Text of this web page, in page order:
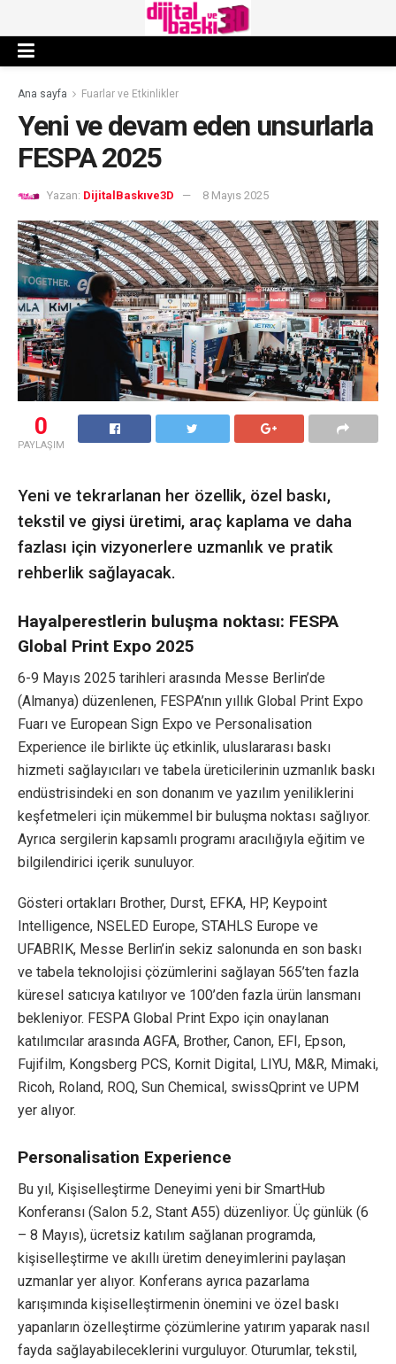
Ana sayfa Fuarlar ve Etkinlikler
Yeni ve devam eden unsurlarla
FESPA 2025
Yazan: DijitalBaskıve3D 8 Mayıs 2025
0
PAYLAŞIM
Yeni ve tekrarlanan her özellik, özel baskı,
tekstil ve giysi üretimi, araç kaplama ve daha
fazlası için vizyonerlere uzmanlık ve pratik
rehberlik sağlayacak.
Hayalperestlerin buluşma noktası: FESPA
Global Print Expo 2025
6-9 Mayıs 2025 tarihleri arasında Messe Berlin’de
(Almanya) düzenlenen, FESPA’nın yıllık Global Print Expo
Fuarı ve European Sign Expo ve Personalisation
Experience ile birlikte üç etkinlik, uluslararası baskı
hizmeti sağlayıcıları ve tabela üreticilerinin uzmanlık baskı
endüstrisindeki en son donanım ve yazılım yeniliklerini
keşfetmeleri için mükemmel bir buluşma noktası sağlıyor.
Ayrıca sergilerin kapsamlı programı aracılığıyla eğitim ve
bilgilendirici içerik sunuluyor.
Gösteri ortakları Brother, Durst, EFKA, HP, Keypoint
Intelligence, NSELED Europe, STAHLS Europe ve
UFABRIK, Messe Berlin’in sekiz salonunda en son baskı
ve tabela teknolojisi çözümlerini sağlayan 565’ten fazla
küresel satıcıya katılıyor ve 100’den fazla ürün lansmanı
bekleniyor. FESPA Global Print Expo için onaylanan
katılımcılar arasında AGFA, Brother, Canon, EFI, Epson,
Fujifilm, Kongsberg PCS, Kornit Digital, LIYU, M&R, Mimaki,
Ricoh, Roland, ROQ, Sun Chemical, swissQprint ve UPM
yer alıyor.
Personalisation Experience
Bu yıl, Kişiselleştirme Deneyimi yeni bir SmartHub
Konferansı (Salon 5.2, Stant A55) düzenliyor. Üç günlük (6
– 8 Mayıs), ücretsiz katılım sağlanan programda,
kişiselleştirme ve akıllı üretim deneyimlerini paylaşan
uzmanlar yer alıyor. Konferans ayrıca pazarlama
karışımında kişiselleştirmenin önemini ve özel baskı
yapanların özelleştirme çözümlerine yatırım yaparak nasıl
fayda sağlayabileceklerini vurguluyor. Oturumlar, tekstil,